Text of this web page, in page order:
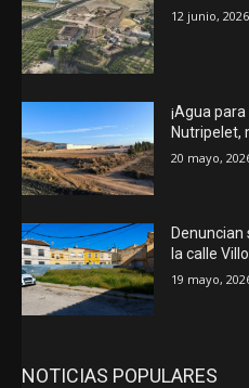
12 junio, 2026
¡Agua
Nutripelet,
20 mayo,
Denuncian
la calle
19 mayo,
NOTICIAS POPULARES